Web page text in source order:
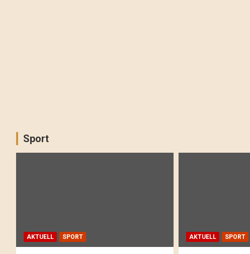
Sport
AKTUELL SPORT AKTUELL SPORT